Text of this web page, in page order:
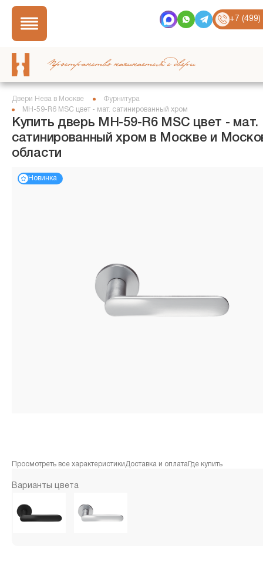
+7
Пространство начинается с двери
Двери Нева в Москве
Фурнитура
MH-59-R6 MSC цвет - мат. сатинированный хром
Купить дверь MH-59-R6 MSC цвет - мат.
сатинированный хром в Москве и
области
Новинка
Просмотреть все характеристики Доставка и оплата Где купить
Варианты цвета